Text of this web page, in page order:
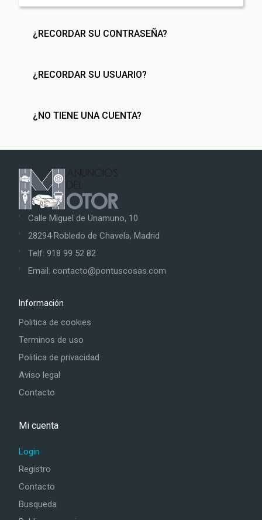
¿RECORDAR SU CONTRASEÑA?
¿RECORDAR SU USUARIO?
¿NO TIENE UNA CUENTA?
Calle Miguel de Unamuno, 10
28294 Robledo de Chavela, Madrid
Telf: 918 99 52 82
Email: contacto@pontuscosas.com
Información
Politica de cookies
Terminos de uso
Politica de privacidad
Aviso legal
Contacto
Mi cuenta
Login
Registro
Contacto
Busqueda